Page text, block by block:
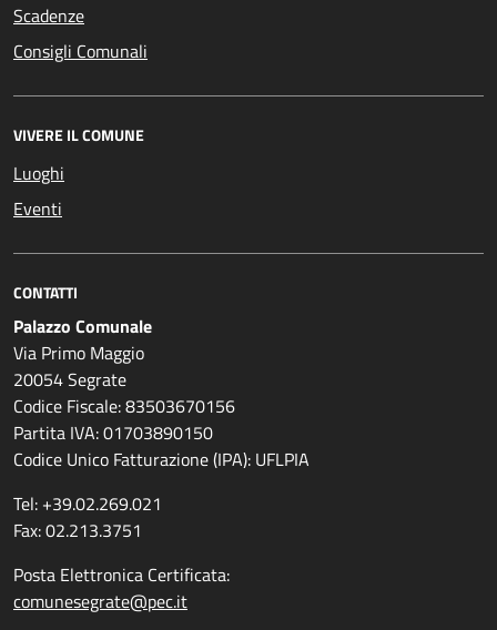
Scadenze
Consigli Comunali
VIVERE IL COMUNE
Luoghi
Eventi
CONTATTI
Palazzo Comunale
Via Primo Maggio
20054 Segrate
Codice Fiscale: 83503670156
Partita IVA: 01703890150
Codice Unico Fatturazione (IPA): UFLPIA
Tel: +39.02.269.021
Fax: 02.213.3751
Posta Elettronica Certificata:
comunesegrate@pec.it